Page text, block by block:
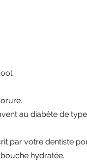
au diabète de
par votre dentiste
hydratée.